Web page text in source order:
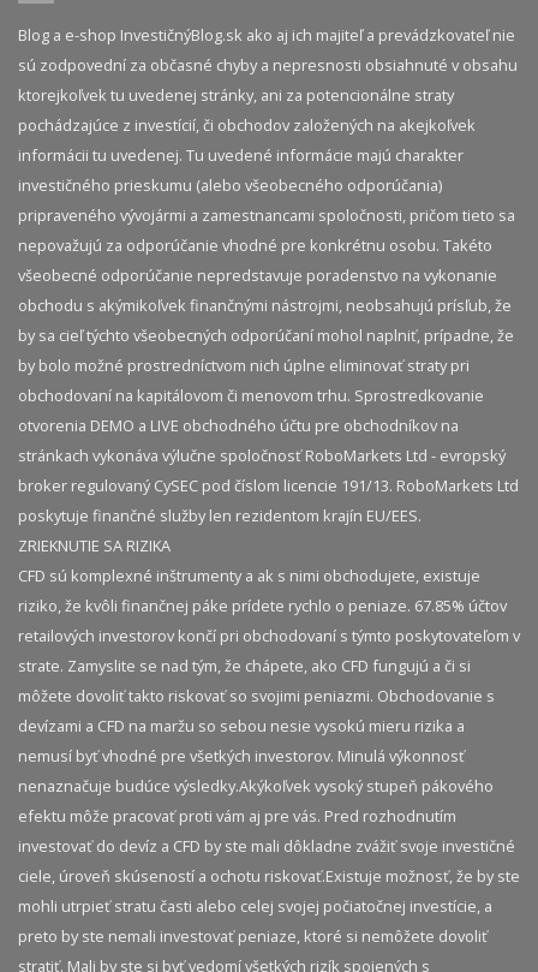
Blog a e-shop InvestičnýBlog.sk ako aj ich majiteľ a prevádzkovateľ nie
sú zodpovední za občasné chyby a nepresnosti obsiahnuté v obsahu
ktorejkoľvek tu uvedenej stránky, ani za potencionálne straty
pochádzajúce z investícií, či obchodov založených na akejkoľvek
informácii tu uvedenej. Tu uvedené informácie majú charakter
investičného prieskumu (alebo všeobecného odporúčania)
pripraveného vývojármi a zamestnancami spoločnosti, pričom tieto sa
nepovažujú za odporúčanie vhodné pre konkrétnu osobu. Takéto
všeobecné odporúčanie nepredstavuje poradenstvo na vykonanie
obchodu s akýmikoľvek finančnými nástrojmi, neobsahujú prísľub, že
by sa cieľ týchto všeobecných odporúčaní mohol naplniť, prípadne, že
by bolo možné prostredníctvom nich úplne eliminovať straty pri
obchodovaní na kapitálovom či menovom trhu. Sprostredkovanie
otvorenia DEMO a LIVE obchodného účtu pre obchodníkov na
stránkach vykonáva výlučne spoločnosť RoboMarkets Ltd - evropský
broker regulovaný CySEC pod číslom licencie 191/13. RoboMarkets Ltd
poskytuje finančné služby len rezidentom krajín EU/EES.
ZRIEKNUTIE SA RIZIKA
CFD sú komplexné inštrumenty a ak s nimi obchodujete, existuje
riziko, že kvôli finančnej páke prídete rychlo o peniaze. 67.85% účtov
retailových investorov končí pri obchodovaní s týmto poskytovateľom v
strate. Zamyslite se nad tým, že chápete, ako CFD fungujú a či si
môžete dovoliť takto riskovať so svojimi peniazmi. Obchodovanie s
devízami a CFD na maržu so sebou nesie vysokú mieru rizika a
nemusí byť vhodné pre všetkých investorov. Minulá výkonnosť
nenaznačuje budúce výsledky.​ Akýkoľvek vysoký stupeň pákového
efektu môže pracovať proti vám aj pre vás. Pred rozhodnutím
investovať do devíz a CFD by ste mali dôkladne zvážiť svoje investičné
ciele, úroveň skúseností a ochotu riskovať.​ Existuje možnosť, že by ste
mohli utrpieť stratu časti alebo celej svojej počiatočnej investície, a
preto by ste nemali investovať peniaze, ktoré si nemôžete dovoliť
stratiť. Mali by ste si byť vedomí všetkých rizík spojených s